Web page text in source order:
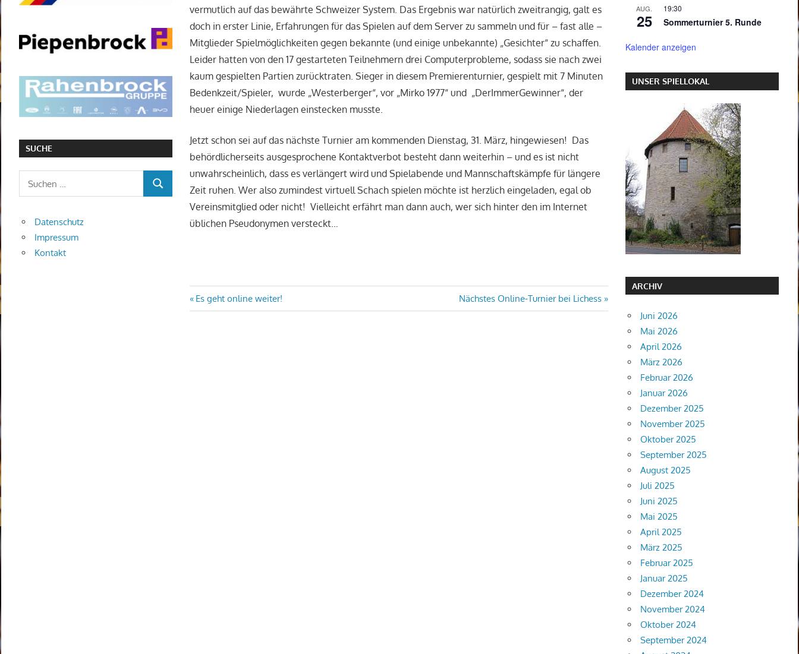
vermutlich auf das bewährte Schweizer System. Das Ergebnis war natürlich zweitrangig, galt es
doch in erster Linie, Erfahrungen für das Spielen auf dem Server zu sammeln und für – fast alle –
Mitglieder Spielmöglichkeiten gegen bekannte (und einige unbekannte) „Gesichter“ zu schaffen.
Leider hatten von den 17 gestarteten Teilnehmern drei Computerprobleme, sodass sie nach zwei
kaum gespielten Partien zurücktraten. Sieger in diesem Premierenturnier, gespielt mit 7 Minuten
Bedenkzeit/Spieler, wurde „Westerberger“, vor „Mirko 1977“ und „DerImmerGewinner“, der
heuer einige Niederlagen einstecken musste.
Jetzt schon sei auf das nächste Turnier am kommenden Dienstag, 31. März, hingewiesen! Das
behördlicherseits ausgesprochene Kontaktverbot besteht dann weiterhin – und es ist nicht
unwahrscheinlich, dass es verlängert wird und Spielabende und Mannschaftskämpfe für längere
Zeit ruhen. Wer also zumindest virtuell Schach spielen möchte ist herzlich eingeladen, egal ob
Vereinsmitglied oder nicht! Vielleicht erfährt man dann auch, wer sich hinter den im Internet
üblichen Pseudonymen versteckt…
Beitragsnavigation
Vorheriger
Beitrag:
Es geht online weiter!
Nächster
Beitrag:
Nächstes Online-Turnier bei Lichess
SUCHE
SUCHEN
Datenschutz
Impressum
Kontakt
AUG.
25
19:30
Sommerturnier 5. Runde
Kalender anzeigen
UNSER SPIELLOKAL
ARCHIV
Juni 2026
Mai 2026
April 2026
März 2026
Februar 2026
Januar 2026
Dezember 2025
November 2025
Oktober 2025
September 2025
August 2025
Juli 2025
Juni 2025
Mai 2025
April 2025
März 2025
Februar 2025
Januar 2025
Dezember 2024
November 2024
Oktober 2024
September 2024